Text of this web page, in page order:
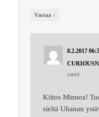
Vastaa ↓
8.2.2017
sanoi:
Kiitos Minnea!
sieltä Uhanan